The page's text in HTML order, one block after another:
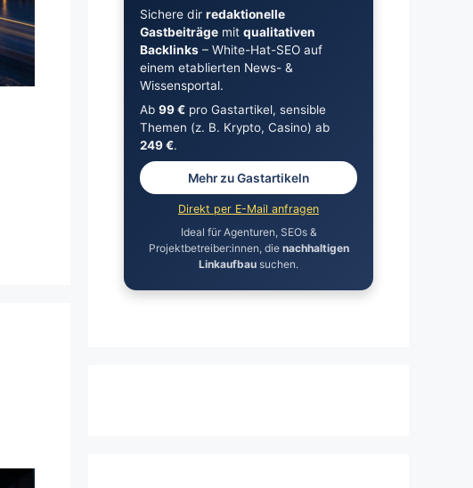
Sichere dir redaktionelle
Gastbeiträgemit qualitativen
Backlinks– White-Hat-SEO auf
einem etablierten News- &
Wissensportal.
Ab 99 €pro Gastartikel, sensible
Themen (z. B. Krypto, Casino) ab
249 €.
Mehr zu Gastartikeln
Direkt per E-Mail anfragen
Ideal für Agenturen, SEOs &
Projektbetreiber:innen, die nachhaltigen
Linkaufbau suchen.